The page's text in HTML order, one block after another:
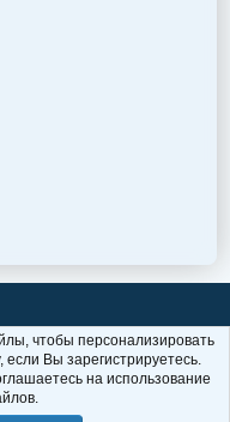
Помощь
Ltd.
чтобы персонализировать
если Вы зарегистрируетесь.
на использование